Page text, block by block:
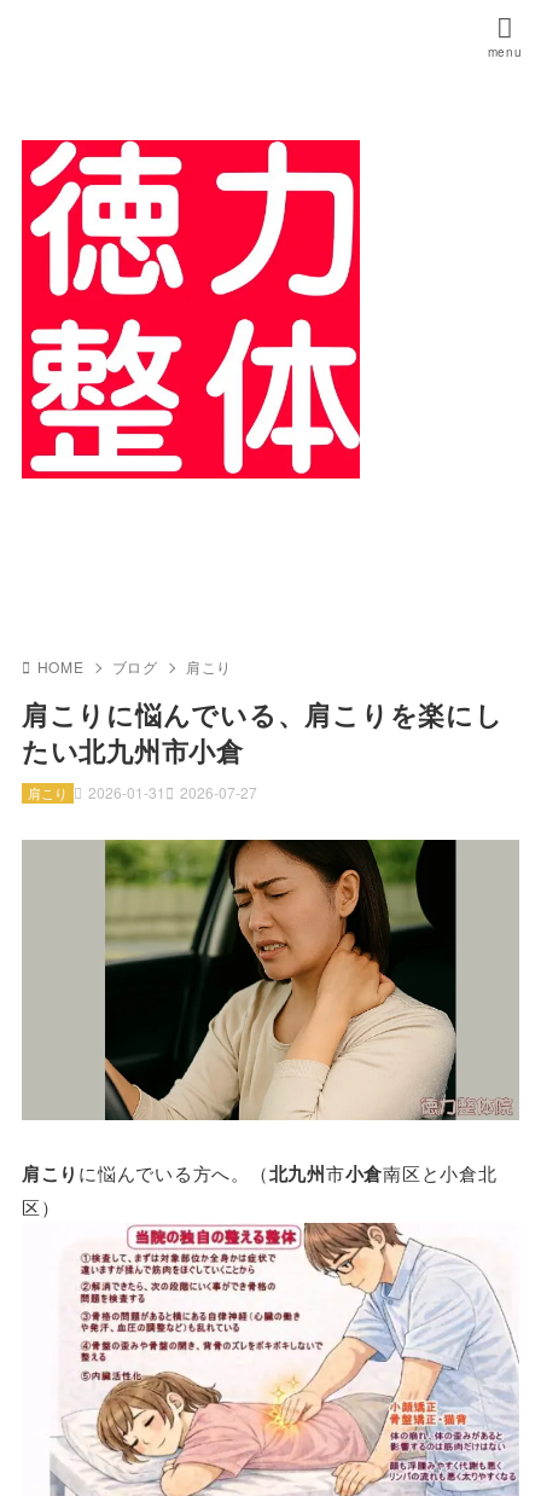
HOME ブログ 肩こり
肩こりに悩んでいる、肩こりを楽にし
たい北九州市小倉
2026-01-31 2026-07-27
肩こり
肩こり に悩んでいる方へ。（北九州市小倉南区と小倉北
区）